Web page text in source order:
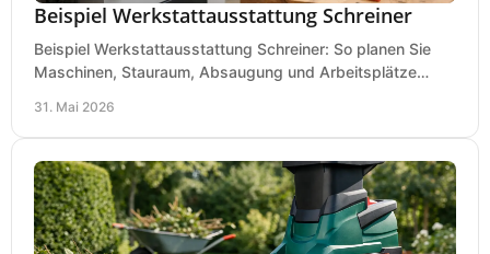
Beispiel Werkstattausstattung Schreiner
Beispiel Werkstattausstattung Schreiner: So planen Sie
Maschinen, Stauraum, Absaugung und Arbeitsplätze
31. Mai 2026